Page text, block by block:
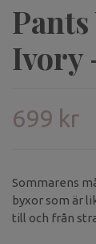
Ivory
699 kr
Sommarens
byxor som är
till och från
tillsammans